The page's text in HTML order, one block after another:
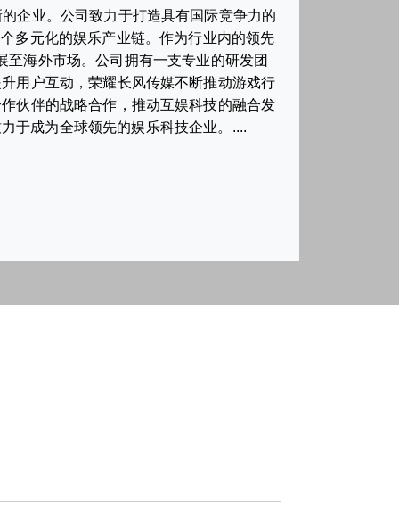
企业。公司致力于打造具有国际竞争力的
多元化的娱乐产业链。作为行业内的领先
海外市场。公司拥有一支专业的研发团
用户互动，荣耀长风传媒不断推动游戏行
伙伴的战略合作，推动互娱科技的融合发
于成为全球领先的娱乐科技企业。....